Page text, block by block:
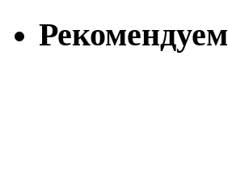
Рекомендуем